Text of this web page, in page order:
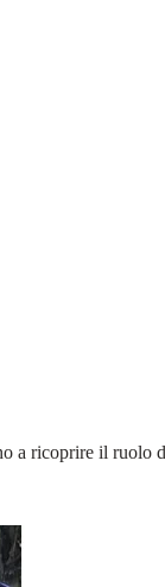
a ricoprire il ruolo